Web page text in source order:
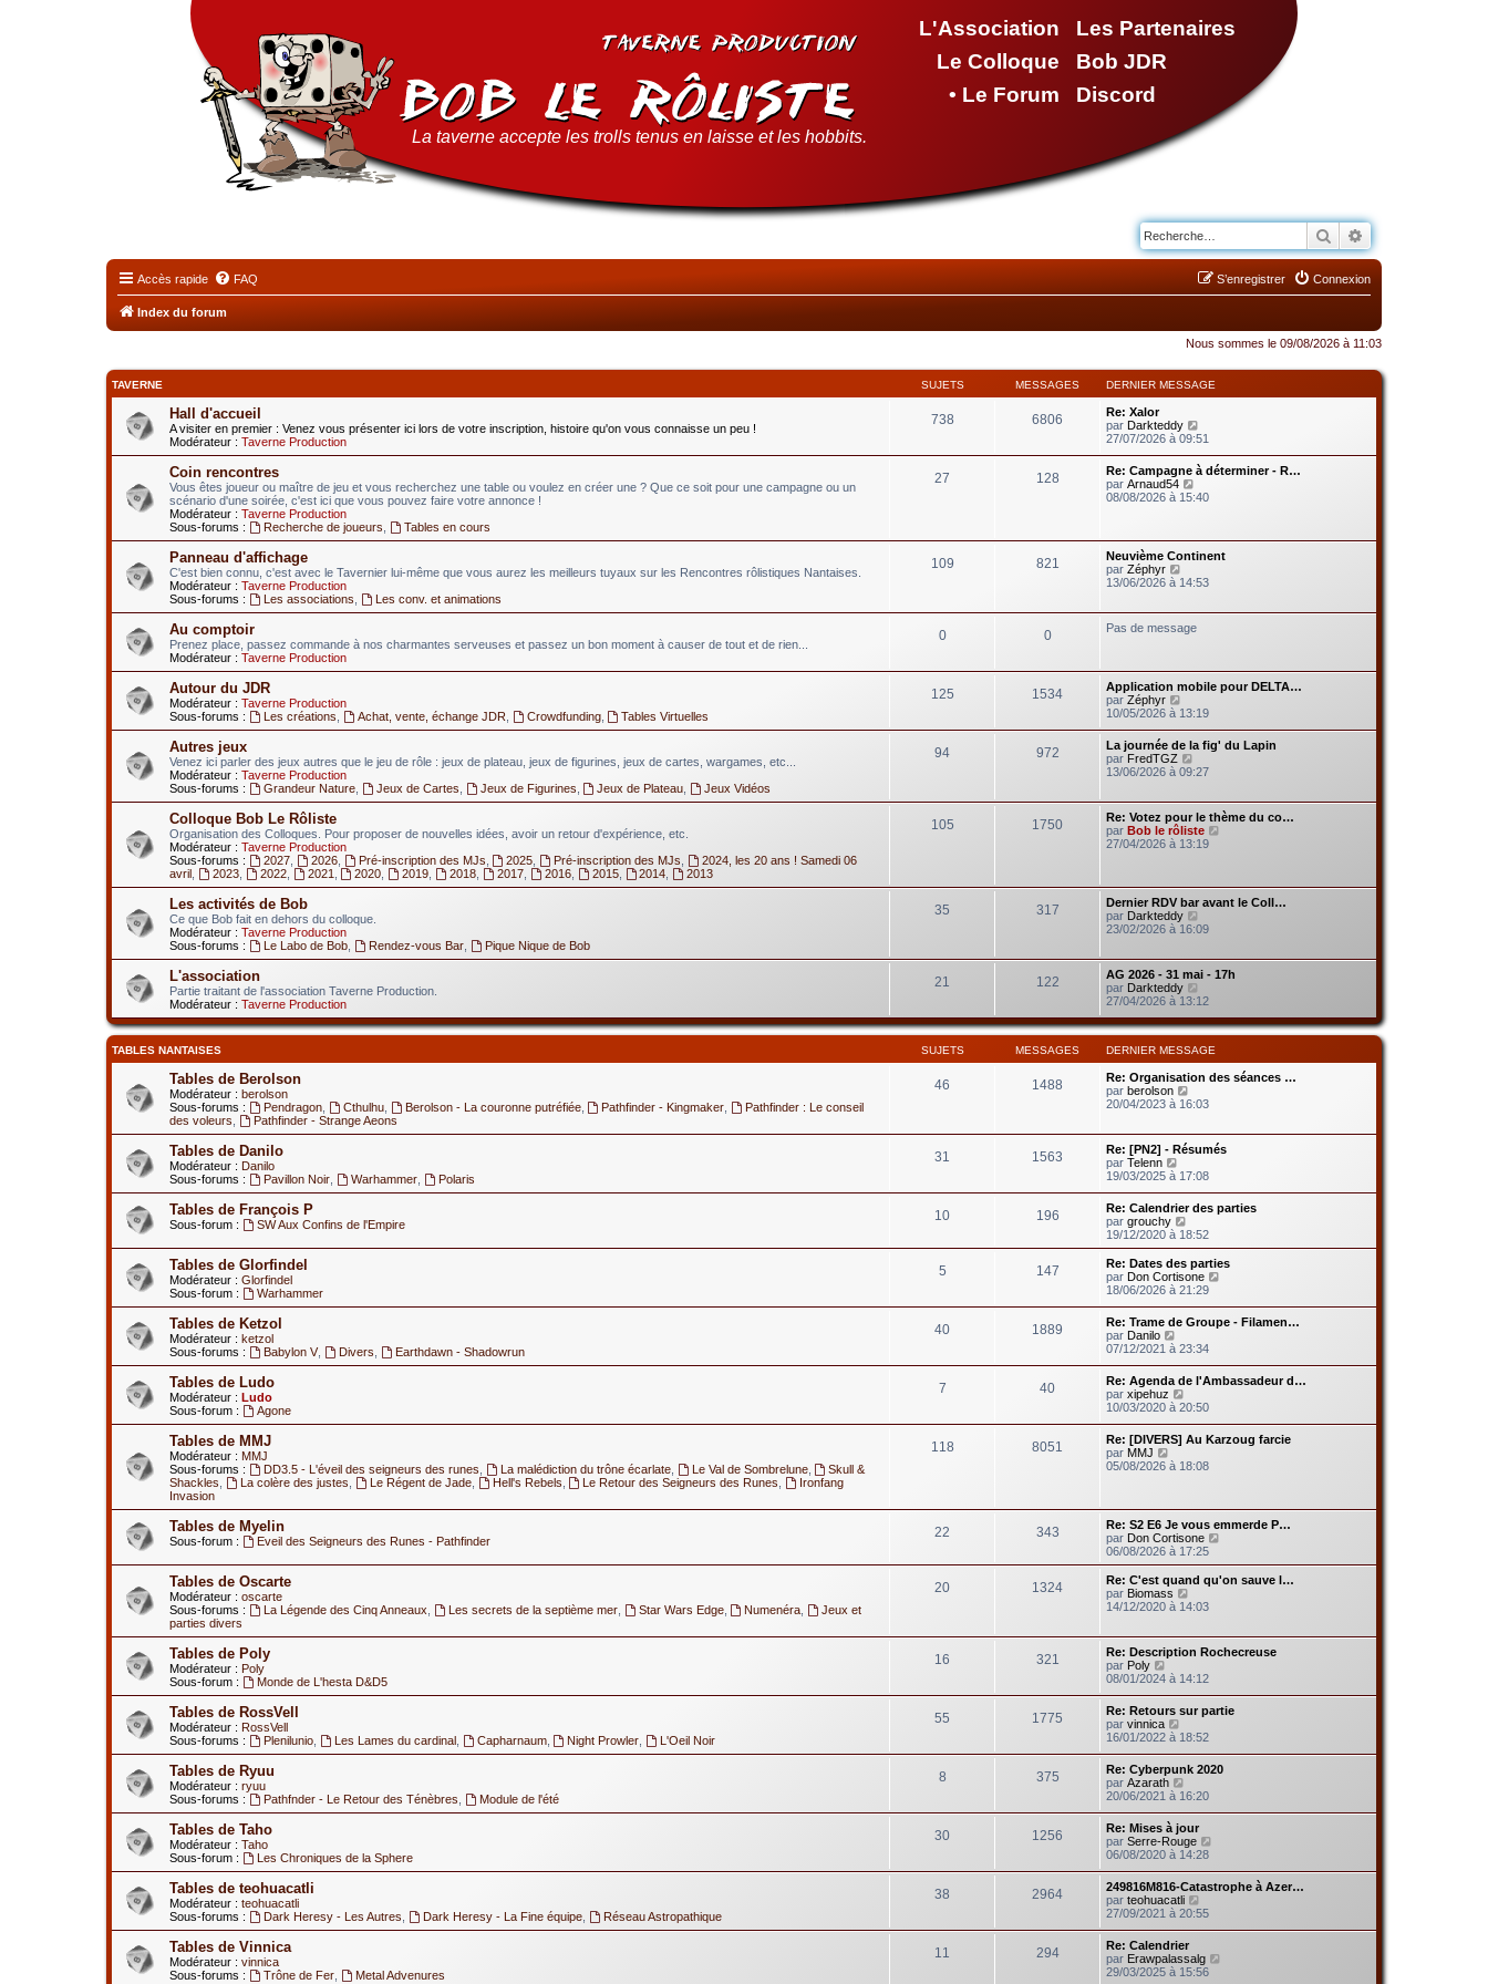
L'Association
Le Colloque
• Le Forum
Les Partenaires
Bob JDR
Discord
La taverne accepte les trolls tenus en laisse et les hobbits.
Rechercher
Accès rapide FAQ Connexion
S’enregistrer
Index du forum
Nous sommes le 09/08/2026 à 11:03
TAVERNE SUJETS MESSAGES DERNIER MESSAGE
Hall d'accueil
A visiter en premier : Venez vous présenter ici lors de votre inscription, histoire qu'on vous connaisse un peu !
Modérateur : Taverne Production
738 6806
Re: Xalor
par Darkteddy
o
r
l
e
d
n
i
r
e
e
27/07/2026 à 09:51
Coin rencontres
Vous êtes joueur ou maître de jeu et vous recherchez une table ou voulez en créer une ? Que ce soit pour une campagne ou un
scénario d'une soirée, c'est ici que vous pouvez faire votre annonce !
Modérateur : Taverne Production
Sous-forums :
Recherche de joueurs Tables en cours
27 128
Re: Campagne à déterminer - R…
par Arnaud54
o
e
d
e
r
i
e
e
s
s
a
g
e
08/08/2026 à 15:40
Panneau d'affichage
C'est bien connu, c'est avec le Tavernier lui-même que vous aurez les meilleurs tuyaux sur les Rencontres rôlistiques Nantaises.
Modérateur : Taverne Production
Sous-forums :
Les associations Les conv. et animations
109 821
Neuvième Continent
par Zéphyr
o
e
r
n
e
r
m
e
s
s
g
e
13/06/2026 à 14:53
Au comptoir
Prenez place, passez commande à nos charmantes serveuses et passez un bon moment à causer de tout et de rien...
Modérateur : Taverne Production
0 0 Pas de message
Autour du JDR
Modérateur : Taverne Production
Sous-forums :
Les créations Achat, vente, échange JDR, Crowdfunding, Tables Virtuelles
125 1534
Application mobile pour DELTA…
par Zéphyr
o
l
e
d
r
n
i
e
e
s
s
a
g
10/05/2026 à 13:19
Autres jeux
Venez ici parler des jeux autres que le jeu de rôle : jeux de plateau, jeux de figurines, jeux de cartes, wargames, etc...
Modérateur : Taverne Production
Sous-forums :
Grandeur Nature, Jeux de Cartes Jeux de Figurines Jeux de Plateau Jeux Vidéos
94 972
La journée de la fig' du Lapin
par FredTGZ
o
l
e
d
e
i
e
r
m
s
s
a
g
e
13/06/2026 à 09:27
Colloque Bob Le Rôliste
Organisation des Colloques. Pour proposer de nouvelles idées, avoir un retour d'expérience, etc.
Modérateur : Taverne Production
Sous-forums :
2027, 2026, Pré-inscription des MJs 2025 Pré-inscription des MJs
2024, les 20 ans ! Samedi 06
avril
2023, 2022, 2021 2020 2019 2018 2017, 2016, 2015, 2014 2013
105 1750
Re: Votez pour le thème du co…
par Bob le rôliste
d
i
e
e
s
e
27/04/2026 à 13:19
Les activités de Bob
Ce que Bob fait en dehors du colloque.
Modérateur : Taverne Production
Sous-forums :
Le Labo de Bob, Rendez-vous Bar, Pique Nique de Bob
35 317
Dernier RDV bar avant le Coll…
par Darkteddy
o
l
e
d
e
r
n
i
e
r
e
g
23/02/2026 à 16:09
L'association
Partie traitant de l'association Taverne Production.
Modérateur : Taverne Production
21 122
AG 2026 - 31 mai - 17h
par Darkteddy
o
r
l
e
d
e
n
e
r
e
a
e
27/04/2026 à 13:12
TABLES NANTAISES SUJETS MESSAGES DERNIER MESSAGE
Tables de Berolson
Modérateur : berolson
Sous-forums :
Pendragon, Cthulhu, Berolson - La couronne putréfiée, Pathfinder - Kingmaker
Pathfinder : Le conseil
des voleurs
Pathfinder - Strange Aeons
46 1488
Re: Organisation des séances …
par berolson
o
e
d
e
r
n
e
r
m
e
s
a
g
e
20/04/2023 à 16:03
Tables de Danilo
Modérateur : Danilo
Sous-forums :
Pavillon Noir, Warhammer, Polaris
31 1563
Re: [PN2] - Résumés
par Telenn
o
l
e
d
r
n
i
e
r
e
s
a
g
e
19/03/2025 à 17:08
Tables de François P
Sous-forum : SW Aux Confins de l'Empire
10 196
Re: Calendrier des parties
par grouchy
o
i
r
l
e
r
i
e
r
e
s
a
g
e
19/12/2020 à 18:52
Tables de Glorfindel
Modérateur : Glorfindel
Sous-forum :
Warhammer
5 147
Re: Dates des parties
par Don Cortisone
l
e
r
e
r
m
g
e
18/06/2026 à 21:29
Tables de Ketzol
Modérateur : ketzol
Sous-forums :
Babylon V, Divers Earthdawn - Shadowrun
40 1889
Re: Trame de Groupe - Filamen…
par Danilo
o
l
e
d
e
r
m
e
s
s
a
e
07/12/2021 à 23:34
Tables de Ludo
Modérateur : Ludo
Sous-forum :
Agone
7 40
Re: Agenda de l'Ambassadeur d…
par xipehuz
o
r
l
e
d
n
i
e
r
m
e
s
s
10/03/2020 à 20:50
Tables de MMJ
Modérateur : MMJ
Sous-forums :
DD3.5 - L'éveil des seigneurs des runes La malédiction du trône écarlate, Le Val de Sombrelune,
Skull &
Shackles
La colère des justes Le Régent de Jade, Hell's Rebels Le Retour des Seigneurs des Runes
Ironfang
Invasion
118 8051
Re: [DIVERS] Au Karzoug farcie
par MMJ
o
e
d
e
r
n
i
e
r
e
s
a
05/08/2026 à 18:08
Tables de Myelin
Sous-forum : Eveil des Seigneurs des Runes - Pathfinder
22 343
Re: S2 E6 Je vous emmerde P…
par Don Cortisone
i
r
r
n
r
m
a
g
06/08/2026 à 17:25
Tables de Oscarte
Modérateur : oscarte
Sous-forums :
La Légende des Cinq Anneaux Les secrets de la septième mer, Star Wars Edge, Numenéra
Jeux et
parties divers
20 1324
Re: C'est quand qu'on sauve l…
par Biomass
o
e
d
e
r
n
e
r
m
e
s
s
a
g
e
14/12/2020 à 14:03
Tables de Poly
Modérateur : Poly
Sous-forum :
Monde de L'hesta D&D5
16 321
Re: Description Rochecreuse
par Poly
o
l
e
d
e
r
n
e
r
m
e
s
s
a
g
e
08/01/2024 à 14:12
Tables de RossVell
Modérateur : RossVell
Sous-forums :
Plenilunio, Les Lames du cardinal, Capharnaum, Night Prowler L'Oeil Noir
55 1775
Re: Retours sur partie
par vinnica
o
l
e
d
e
r
n
i
e
r
m
e
s
s
a
g
e
16/01/2022 à 18:52
Tables de Ryuu
Modérateur : ryuu
Sous-forums :
Pathfnder - Le Retour des Ténèbres Module de l'été
8 375
Re: Cyberpunk 2020
par Azarath
o
l
e
d
e
r
n
i
e
r
m
e
s
20/06/2021 à 16:20
Tables de Taho
Modérateur : Taho
Sous-forum :
Les Chroniques de la Sphere
30 1256
Re: Mises à jour
par Serre-Rouge
l
e
n
06/08/2020 à 14:28
Tables de teohuacatli
Modérateur : teohuacatli
Sous-forums :
Dark Heresy - Les Autres Dark Heresy - La Fine équipe, Réseau Astropathique
38 2964
249816M816-Catastrophe à Azer…
par teohuacatli
o
e
d
27/09/2021 à 20:55
Tables de Vinnica
Modérateur : vinnica
Sous-forums :
Trône de Fer, Metal Advenures
11 294
Re: Calendrier
par Erawpalassalg
29/03/2025 à 15:56